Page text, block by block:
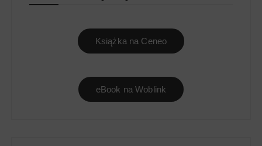
Książka na Ceneo
eBook na Woblink